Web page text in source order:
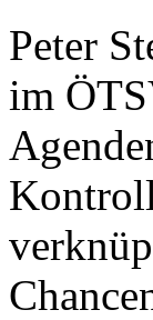
Peter
im